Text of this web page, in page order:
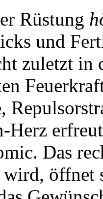
Rüstung
und
zuletzt in
Herz
Das
wird,